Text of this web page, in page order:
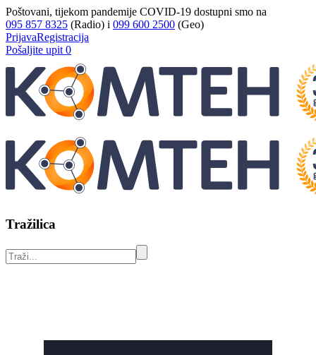
Poštovani, tijekom pandemije COVID-19 dostupni smo na
095 857 8325 (Radio) i 099 600 2500 (Geo)
PrijavaRegistracija
Pošaljite upit 0
Tražilica